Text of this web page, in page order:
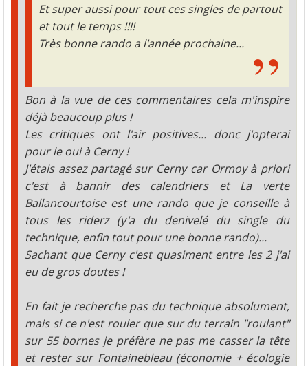
Et super aussi pour tout ces singles de partout
et tout le temps !!!!
Très bonne rando a l'année prochaine...
Bon à la vue de ces commentaires cela m'inspire
déjà beaucoup plus !
Les critiques ont l'air positives... donc j'opterai
pour le oui à Cerny !
J'étais assez partagé sur Cerny car Ormoy à priori
c'est à bannir des calendriers et La verte
Ballancourtoise est une rando que je conseille à
tous les riderz (y'a du denivelé du single du
technique, enfin tout pour une bonne rando)...
Sachant que Cerny c'est quasiment entre les 2 j'ai
eu de gros doutes !
En fait je recherche pas du technique absolument,
mais si ce n'est rouler que sur du terrain "roulant"
sur 55 bornes je préfère ne pas me casser la tête
et rester sur Fontainebleau (économie + écologie